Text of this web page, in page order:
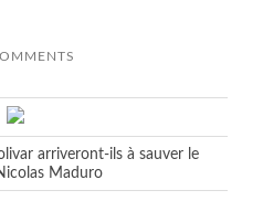
arriveront-ils à sauver le
Maduro